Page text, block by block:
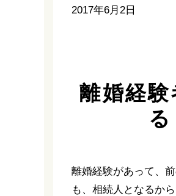
2017年6月2日
離婚経
離婚経験があって、
も、相続人となるか